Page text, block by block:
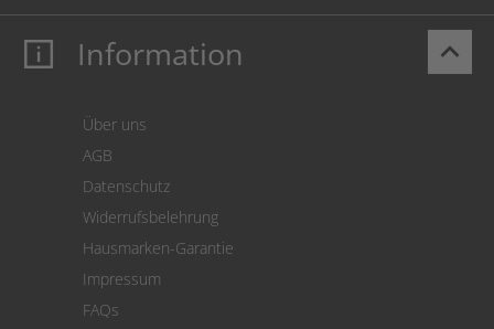
Mein Konto
Cookie Einstellungen
keyboard_arrow_up
Information
Über uns
AGB
Datenschutz
Widerrufsbelehrung
Hausmarken-Garantie
Impressum
FAQs